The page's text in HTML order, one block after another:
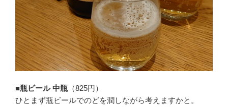
■瓶ビール 中瓶 （825円）
ひとまず瓶ビールでのどを潤しながら考えますかと。